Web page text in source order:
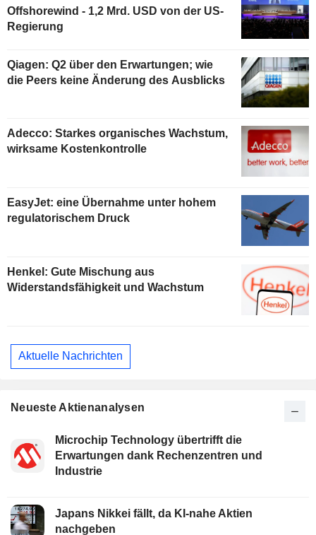
Offshorewind - 1,2 Mrd. USD von der US-
Regierung
Qiagen: Q2 über den Erwartungen; wie
die Peers keine Änderung des Ausblicks
Adecco: Starkes organisches Wachstum,
wirksame Kostenkontrolle
EasyJet: eine Übernahme unter hohem
regulatorischem Druck
Henkel: Gute Mischung aus
Widerstandsfähigkeit und Wachstum
Aktuelle Nachrichten
Neueste Aktienanalysen
Microchip Technology übertrifft die
Erwartungen dank Rechenzentren und
Industrie
Japans Nikkei fällt, da KI-nahe Aktien
nachgeben